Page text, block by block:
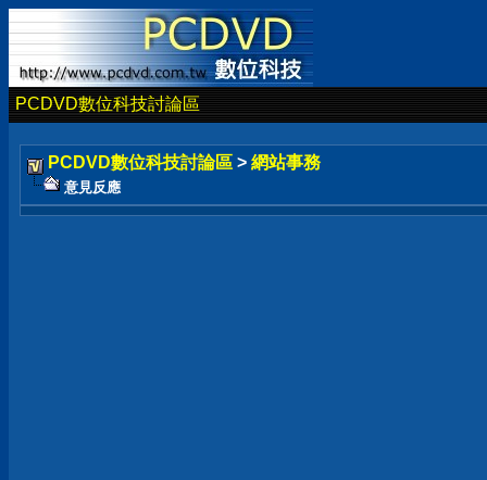
PCDVD數位科技討論區
PCDVD數位科技討論區 > 網站事務
意見反應